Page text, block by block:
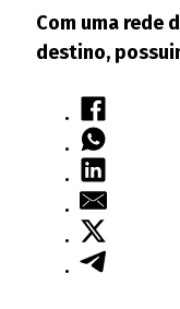
Com uma rede
destino,